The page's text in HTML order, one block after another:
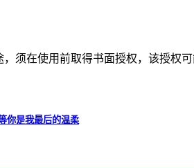
须在使用前取得书面授权，该授权
你是我最后的温柔